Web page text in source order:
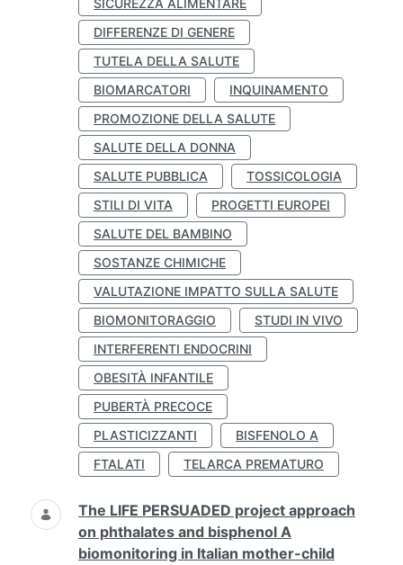
SICUREZZA ALIMENTARE
DIFFERENZE DI GENERE
TUTELA DELLA SALUTE
BIOMARCATORI
INQUINAMENTO
PROMOZIONE DELLA SALUTE
SALUTE DELLA DONNA
SALUTE PUBBLICA
TOSSICOLOGIA
STILI DI VITA
PROGETTI EUROPEI
SALUTE DEL BAMBINO
SOSTANZE CHIMICHE
VALUTAZIONE IMPATTO SULLA SALUTE
BIOMONITORAGGIO
STUDI IN VIVO
INTERFERENTI ENDOCRINI
OBESITÀ INFANTILE
PUBERTÀ PRECOCE
PLASTICIZZANTI
BISFENOLO A
FTALATI
TELARCA PREMATURO
The LIFE PERSUADED project approach
on phthalates and bisphenol A
biomonitoring in Italian mother-child